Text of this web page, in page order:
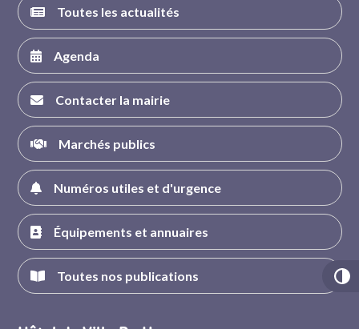
Toutes les actualités
Agenda
Contacter la mairie
Marchés publics
Numéros utiles et d'urgence
Équipements et annuaires
Toutes nos publications